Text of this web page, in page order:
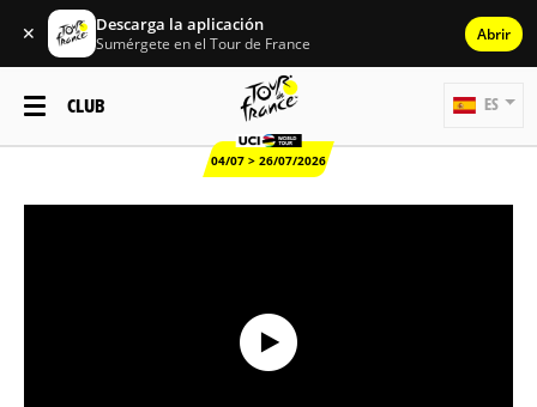
✕ Descarga la aplicación
Sumérgete en el Tour de France Abrir
CLUB
04/07 > 26/07/2026
ES